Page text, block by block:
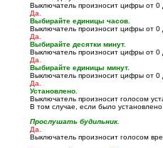
Выключатель произносит цифры от 0
Да.
Выбирайте единицы часов.
Выключатель произносит цифры от 0
Да.
Выбирайте десятки минут.
Выключатель произносит цифры от 0
Да.
Выбирайте единицы минут.
Выключатель произносит цифры от 0
Да.
Установлено.
Выключатель произносит голосом
В том случае, если было
Прослушать будильник.
Да.
Выключатель произносит голосом